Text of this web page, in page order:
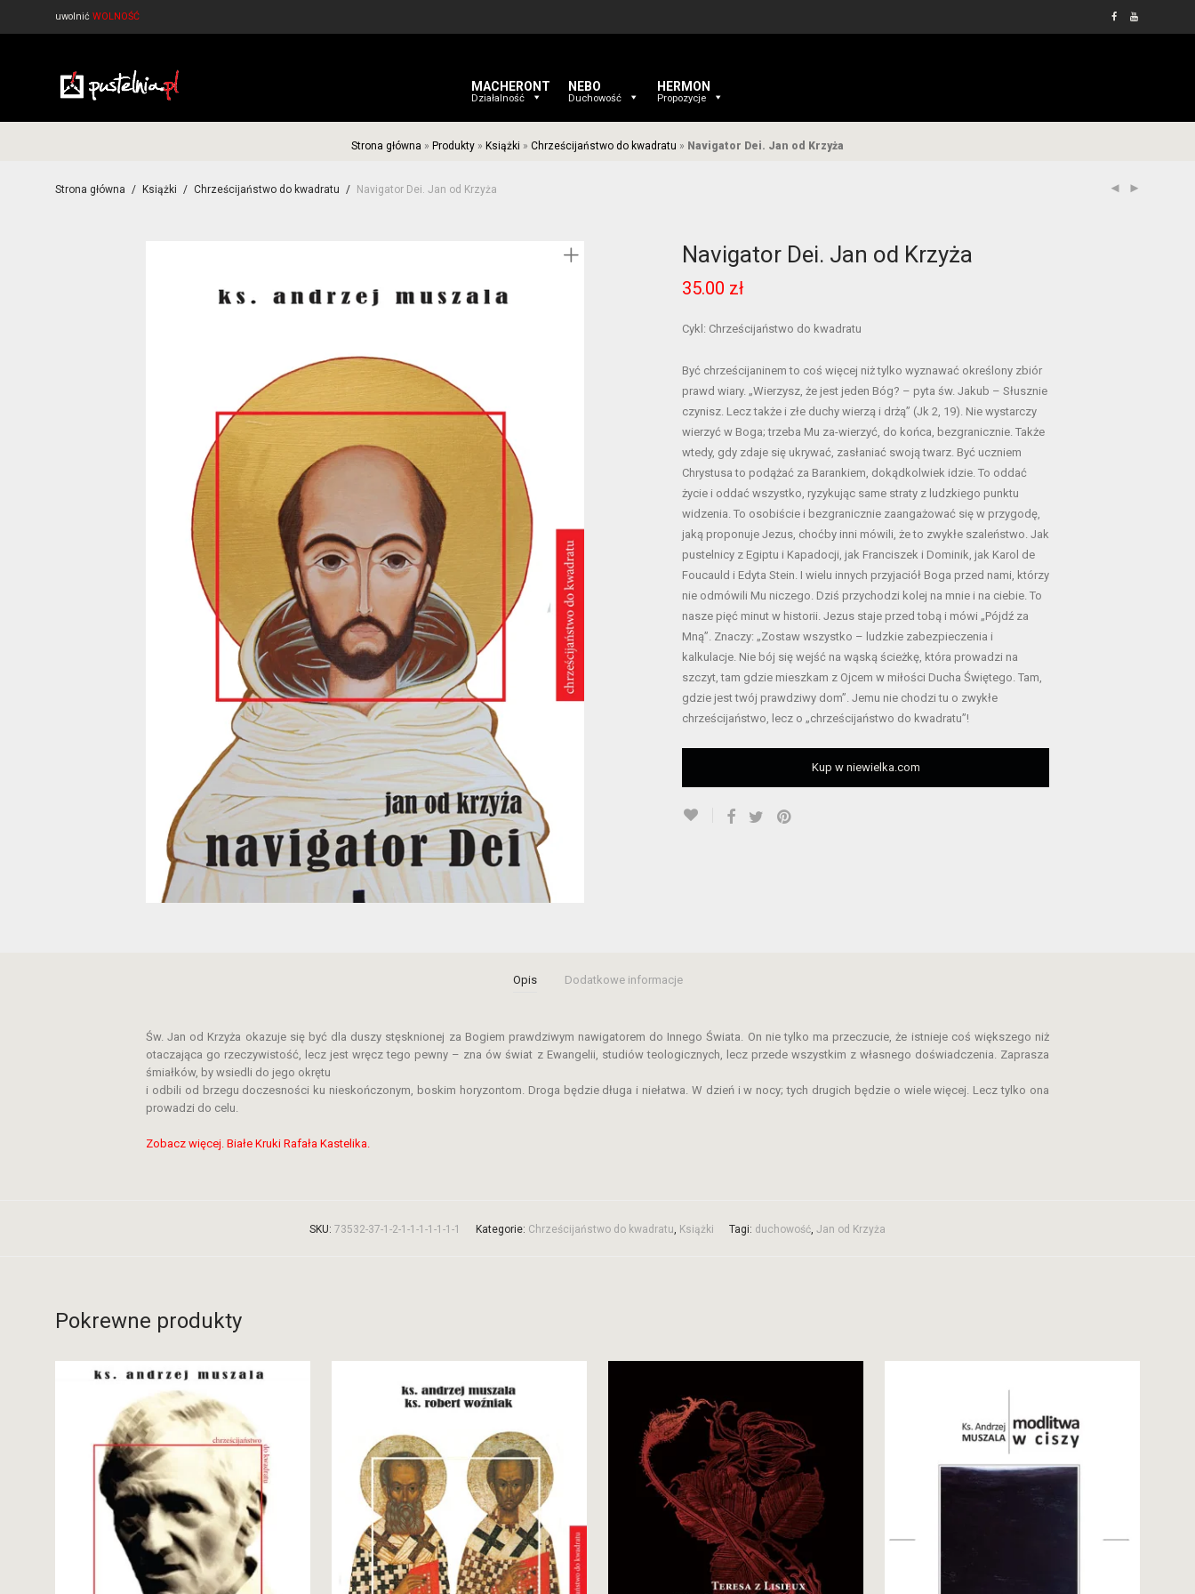
uwolnić WOLNOŚĆ
MACHERONT
Działalność
NEBO
Duchowość
HERMON
Propozycje
Strona główna » Produkty » Książki » Chrześcijaństwo do kwadratu » Navigator Dei. Jan od Krzyża
Strona główna / Książki / Chrześcijaństwo do kwadratu / Navigator Dei. Jan od Krzyża
Navigator Dei. Jan od Krzyża
35.00 zł
Cykl: Chrześcijaństwo do kwadratu
Być chrześcijaninem to coś więcej niż tylko wyznawać określony zbiór
prawd wiary. „Wierzysz, że jest jeden Bóg? – pyta św. Jakub – Słusznie
czynisz. Lecz także i złe duchy wierzą i drżą” (Jk 2, 19). Nie wystarczy
wierzyć w Boga; trzeba Mu za-wierzyć, do końca, bezgranicznie. Także
wtedy, gdy zdaje się ukrywać, zasłaniać swoją twarz. Być uczniem
Chrystusa to podążać za Barankiem, dokądkolwiek idzie. To oddać
życie i oddać wszystko, ryzykując same straty z ludzkiego punktu
widzenia. To osobiście i bezgranicznie zaangażować się w przygodę,
jaką proponuje Jezus, choćby inni mówili, że to zwykłe szaleństwo. Jak
pustelnicy z Egiptu i Kapadocji, jak Franciszek i Dominik, jak Karol de
Foucauld i Edyta Stein. I wielu innych przyjaciół Boga przed nami, którzy
nie odmówili Mu niczego. Dziś przychodzi kolej na mnie i na ciebie. To
nasze pięć minut w historii. Jezus staje przed tobą i mówi „Pójdź za
Mną”. Znaczy: „Zostaw wszystko – ludzkie zabezpieczenia i
kalkulacje. Nie bój się wejść na wąską ścieżkę, która prowadzi na
szczyt, tam gdzie mieszkam z Ojcem w miłości Ducha Świętego. Tam,
gdzie jest twój prawdziwy dom”. Jemu nie chodzi tu o zwykłe
chrześcijaństwo, lecz o „chrześcijaństwo do kwadratu”!
Kup w niewielka.com
Opis Dodatkowe informacje
Św. Jan od Krzyża okazuje się być dla duszy stęsknionej za Bogiem prawdziwym nawigatorem do Innego Świata. On nie tylko ma przeczucie, że istnieje coś większego niż
otaczająca go rzeczywistość, lecz jest wręcz tego pewny – zna ów świat z Ewangelii, studiów teologicznych, lecz przede wszystkim z własnego doświadczenia. Zaprasza
śmiałków, by wsiedli do jego okrętu
i odbili od brzegu doczesności ku nieskończonym, boskim horyzontom. Droga będzie długa i niełatwa. W dzień i w nocy; tych drugich będzie o wiele więcej. Lecz tylko ona
prowadzi do celu.
Zobacz więcej. Białe Kruki Rafała Kastelika.
SKU: 73532-37-1-2-1-1-1-1-1-1-1 Kategorie: Chrześcijaństwo do kwadratu, Książki Tagi: duchowość, Jan od Krzyża
Pokrewne produkty